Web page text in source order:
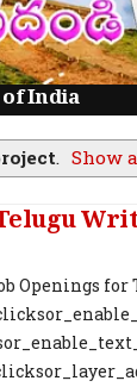
of India
. Show
Openings